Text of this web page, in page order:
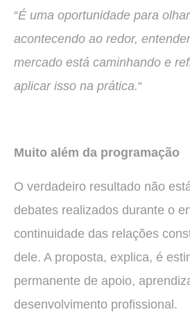
“É uma oportunidade para
acontecendo ao redor,
mercado está caminhando e
aplicar isso na prática.“
Muito além da programação
O verdadeiro resultado não
debates realizados durante o
continuidade das relações
dele. A proposta, explica, é
permanente de apoio,
desenvolvimento profissional.